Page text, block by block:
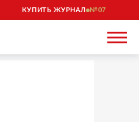
КУПИТЬ ЖУРНАЛ 07